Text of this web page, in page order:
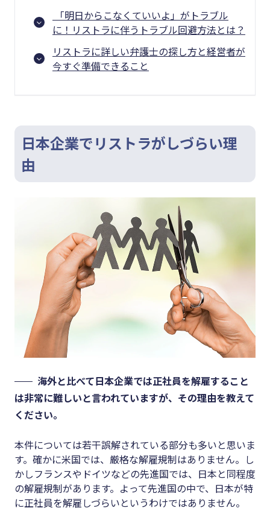
「明日からこなくていいよ」がトラブル
に！リストラに伴うトラブル回避方法とは？
リストラに詳しい弁護士の探し方と経営者が
今すぐ準備できること
日本企業でリストラがしづらい理
由
海外と比べて日本企業では正社員を解雇すること
は非常に難しいと言われていますが、その理由を教えて
ください。
本件については若干誤解されている部分も多いと思いま
す。確かに米国では、厳格な解雇規制はありません。し
かしフランスやドイツなどの先進国では、日本と同程度
の解雇規制があります。よって先進国の中で、日本が特
に正社員を解雇しづらいというわけではありません。